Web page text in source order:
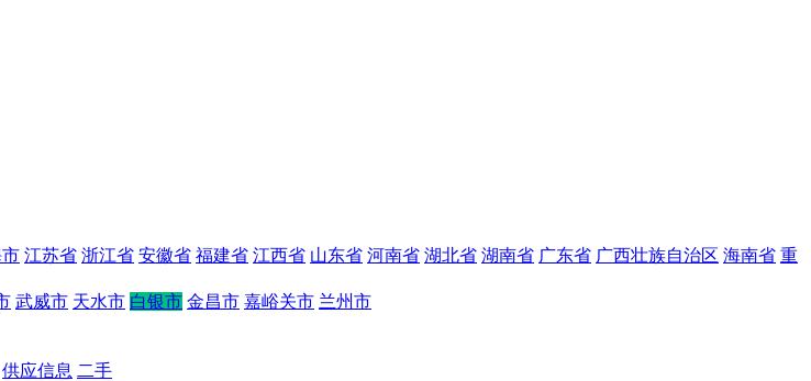
市 江苏省 浙江省 安徽省 福建省 江西省 山东省 河南省 湖北省 湖南省 广东省 广西壮族自治区 海南省 重
武威市 天水市 白银市 金昌市 嘉峪关市 兰州市
供应信息 二手